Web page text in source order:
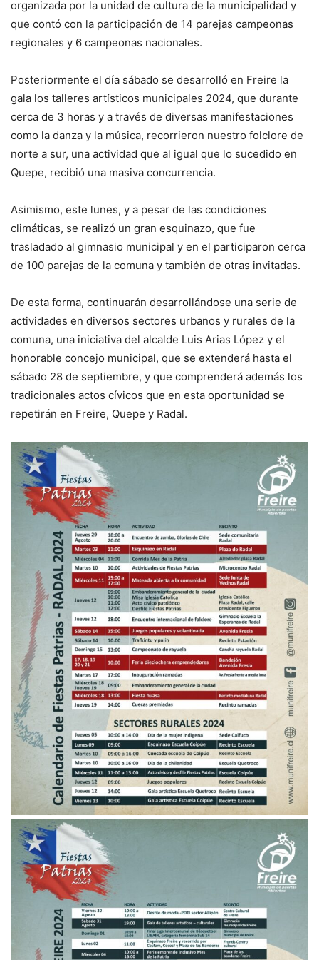
organizada por la unidad de cultura de la municipalidad y
que contó con la participación de 14 parejas campeonas
regionales y 6 campeonas nacionales.
Posteriormente el día sábado se desarrolló en Freire la
gala los talleres artísticos municipales 2024, que durante
cerca de 3 horas y a través de diversas manifestaciones
como la danza y la música, recorrieron nuestro folclore de
norte a sur, una actividad que al igual que lo sucedido en
Quepe, recibió una masiva concurrencia.
Asimismo, este lunes, y a pesar de las condiciones
climáticas, se realizó un gran esquinazo, que fue
trasladado al gimnasio municipal y en el participaron cerca
de 100 parejas de la comuna y también de otras invitadas.
De esta forma, continuarán desarrollándose una serie de
actividades en diversos sectores urbanos y rurales de la
comuna, una iniciativa del alcalde Luis Arias López y el
honorable concejo municipal, que se extenderá hasta el
sábado 28 de septiembre, y que comprenderá además los
tradicionales actos cívicos que en esta oportunidad se
repetirán en Freire, Quepe y Radal.